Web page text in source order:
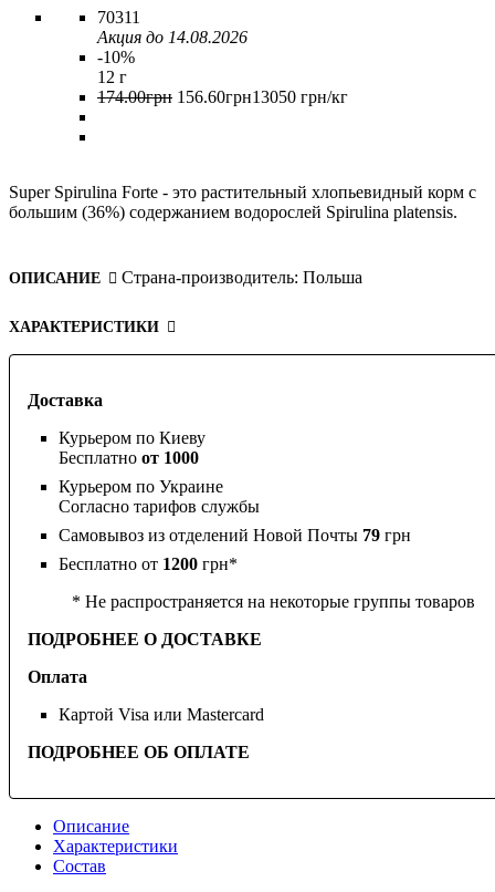
Доставка
Курьером по Киеву
Бесплатно от 1000
Курьером по Украине
Согласно тарифов службы
Самовывоз из отделений Новой Почты 79 грн
Бесплатно от 1200 грн*
* Не распространяется на некоторые группы товаров
ПОДРОБНЕЕ О ДОСТАВКЕ
Оплата
Картой Visa или Mastercard
ПОДРОБНЕЕ ОБ ОПЛАТЕ
70311
Акция до 14.08.2026
-10%
12 г
174.00грн 156.60грн13050 грн/кг
Super Spirulina Forte - это растительный хлопьевидный корм с
большим (36%) содержанием водорослей Spirulina platensis.
ОПИСАНИЕ Страна-производитель: Польша
ХАРАКТЕРИСТИКИ
Описание
Характеристики
Состав